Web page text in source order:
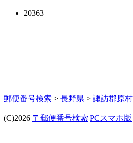
20363
郵便番号検索 > 長野県 > 諏訪郡原村
(C)2026 〒郵便番号検索|PCスマホ版